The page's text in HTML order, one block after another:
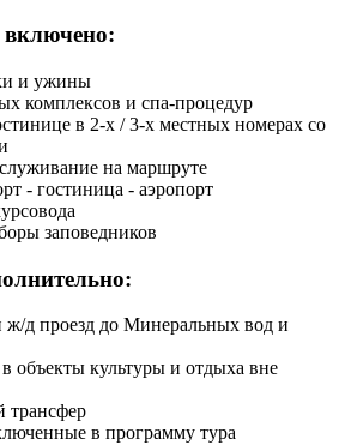
включено:
и ужины
комплексов и спа-процедур
в 2-х / 3-х местных номерах со
на маршруте
- гостиница - аэропорт
заповедников
ж/д проезд до Минеральных вод и
объекты культуры и отдыха вне
трансфер
в программу тура